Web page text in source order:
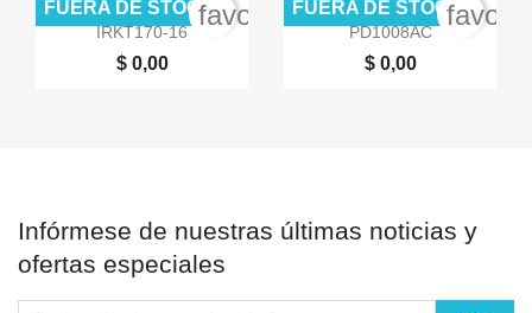
 Vista rápida
IRKT170-16
$ 0,00
FUERA DE STOCKfavorite_border
 Vista rápida
PD1008AC
$ 0,00
FUERA DE STOCK
Infórmese de nuestras últimas noticias y
ofertas especiales